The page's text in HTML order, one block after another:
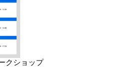
クショップ